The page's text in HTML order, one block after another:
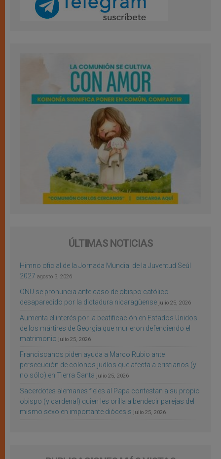
ÚLTIMAS NOTICIAS
Himno oficial de la Jornada Mundial de la Juventud Seúl
2027 agosto 3, 2026
ONU se pronuncia ante caso de obispo católico
desaparecido por la dictadura nicaragüense julio 25, 2026
Aumenta el interés por la beatificación en Estados Unidos
de los mártires de Georgia que murieron defendiendo el
matrimonio julio 25, 2026
Franciscanos piden ayuda a Marco Rubio ante
persecución de colonos judíos que afecta a cristianos (y
no sólo) en Tierra Santa julio 25, 2026
Sacerdotes alemanes fieles al Papa contestan a su propio
obispo (y cardenal) quien les orilla a bendecir parejas del
mismo sexo en importante diócesis julio 25, 2026